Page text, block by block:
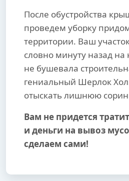
После обустройства
проведем уборку
территории. Ваш
словно минуту назад на
не бушевала
гениальный Шерлок
отыскать лишнюю
Вам не придется
и деньги на вывоз
сделаем сами!